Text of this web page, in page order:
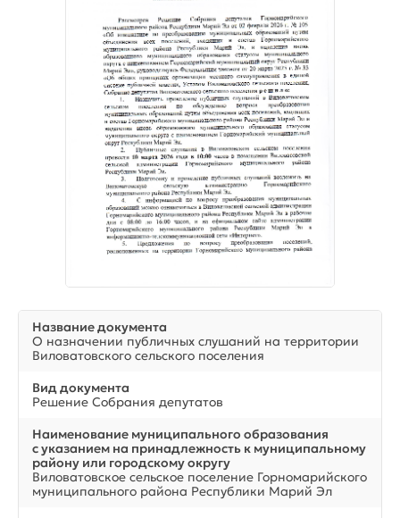
Название документа
О назначении публичных слушаний на территории
Виловатовского сельского поселения
Вид документа
Решение Собрания депутатов
Наименование муниципального образования
с указанием на принадлежность к муниципальному
району или городскому округу
Виловатовское сельское поселение Горномарийского
муниципального района Республики Марий Эл